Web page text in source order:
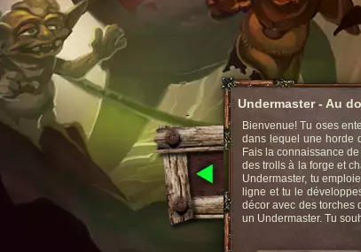
Undermaster - Au
Bienvenue! Tu oses
dans lequel une horde
Fais la connaissance
des trolls à la forge et
Undermaster, tu
ligne et tu le
décor avec des torches
un Undermaster. Tu